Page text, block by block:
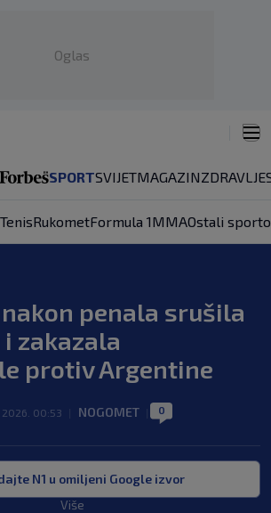
Oglas
SPORTSVIJETMAGAZINZDRAVLJE
TenisRukometFormula 1MMAOstali
penala srušila
zakazala
protiv Argentine
00:53 NOGOMET 0
N1 u omiljeni Google izvor
Više